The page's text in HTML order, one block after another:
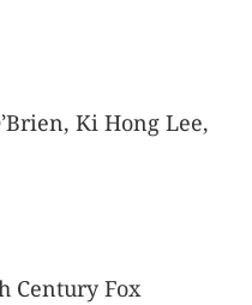
Ki Hong Lee,
Century Fox